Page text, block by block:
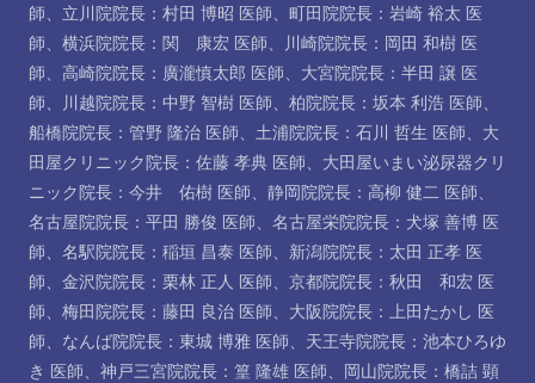
師、 立川院院長：村田 博昭 医師、 町田院院長：岩崎 裕太 医
師、 横浜院院長：関 康宏 医師、
川崎院院長：岡田 和樹 医
師、 高崎院院長：廣瀧慎太郎 医師、 大宮院院長：半田 譲 医
師、 川越院院長：中野 智樹 医師、 柏院院長：坂本 利浩 医師、
船橋院院長：管野 隆治 医師、 土浦院院長：石川 哲生 医師、 大
田屋クリニック院長：佐藤 孝典 医師、 大田屋いまい泌尿器クリ
ニック院長：今井 佑樹 医師、 静岡院院長：高柳 健二 医師、
名古屋院院長：平田 勝俊 医師、 名古屋栄院院長：犬塚 善博 医
師、 名駅院院長：稲垣 昌泰 医師、 新潟院院長：太田 正孝 医
師、 金沢院院長：栗林 正人 医師、 京都院院長：秋田 和宏 医
師、 梅田院院長：藤田 良治 医師、 大阪院院長：上田たかし 医
師、 なんば院院長：東城 博雅 医師、 天王寺院院長：池本ひろゆ
き 医師、 神戸三宮院院長：篁 隆雄 医師、
岡山院院長：橋詰 顕